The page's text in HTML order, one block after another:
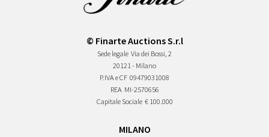
© Finarte Auctions S.r.l
Sede legale Via dei Bossi, 2
20121 - Milano
P.IVA e CF 09479031008
REA MI-2570656
Capitale Sociale € 100.000
MILANO